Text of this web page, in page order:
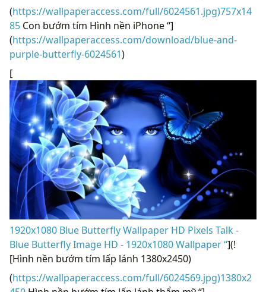
(https://wallpaperaccess.com/full/6024561.jpg)757x14
85 Con bướm tím Hình nền iPhone “]
(https://wallpaperaccess.com/download/blue-and-
purple-butterfly-6024561)
[
1920x1080 Blue Butterfly Wallpaper HD Pixels Talk -
Blue Butterfly Image HD - 1920x1080 Wallpaper “](!
[Hình nền bướm tím lấp lánh 1380x2450)
(https://wallpaperaccess.com/full/6024569.jpg)1380x2